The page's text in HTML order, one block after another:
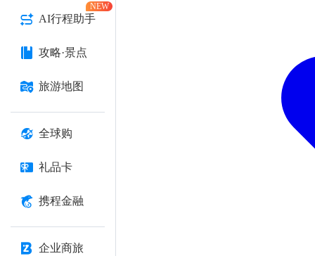
AI行程助手
NEW
攻略·景点
旅游地图
全球购
礼品卡
携程金融
企业商旅